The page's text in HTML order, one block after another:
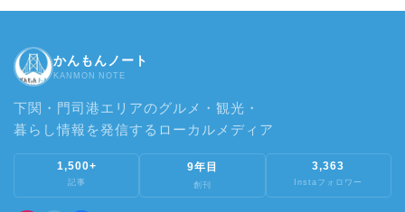
かんもんノート
KANMON NOTE
下関・門司港エリアのグルメ・観光・
暮らし情報を発信するローカルメディア
1,500+
記事
9年目
創刊
3,363
Instaフォロワー